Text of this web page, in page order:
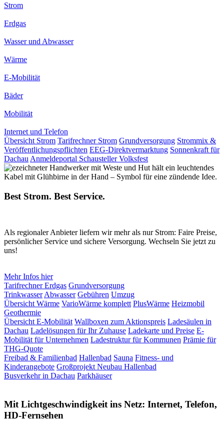
Strom
Erdgas
Wasser und Abwasser
Wärme
E-Mobilität
Bäder
Mobilität
Internet und Telefon
Übersicht Strom Tarifrechner Strom Grundversorgung Strommix &
Veröffentlichungspflichten EEG-Direktvermarktung Sonnenkraft für
Dachau Anmeldeportal Schausteller Volksfest
Best Strom. Best Service.
Als regionaler Anbieter liefern wir mehr als nur Strom: Faire Preise,
persönlicher Service und sichere Versorgung. Wechseln Sie jetzt zu
uns!
Mehr Infos hier
Tarifrechner Erdgas Grundversorgung
Trinkwasser Abwasser Gebühren Umzug
Übersicht Wärme VarioWärme komplett PlusWärme Heizmobil
Geothermie
Übersicht E-Mobilität Wallboxen zum Aktionspreis Ladesäulen in
Dachau Ladelösungen für Ihr Zuhause Ladekarte und Preise E-
Mobilität für Unternehmen Ladestruktur für Kommunen Prämie für
THG-Quote
Freibad & Familienbad Hallenbad Sauna Fitness- und
Kinderangebote Großprojekt Neubau Hallenbad
Busverkehr in Dachau Parkhäuser
Mit Lichtgeschwindigkeit ins Netz: Internet, Telefon,
HD-Fernsehen